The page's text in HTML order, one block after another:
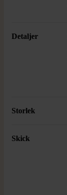
Detaljer
Storlek
Skick